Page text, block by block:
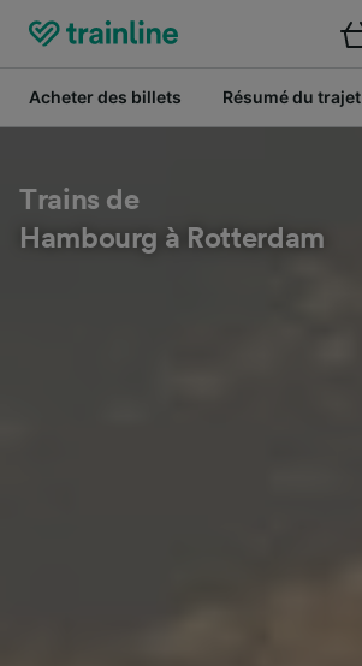
Acheter des billets Résumé du trajet
Trains de
Hambourg à Rotterdam